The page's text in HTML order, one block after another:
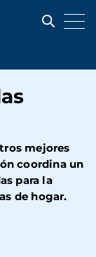
mejores
coordina un
para la
de hogar.